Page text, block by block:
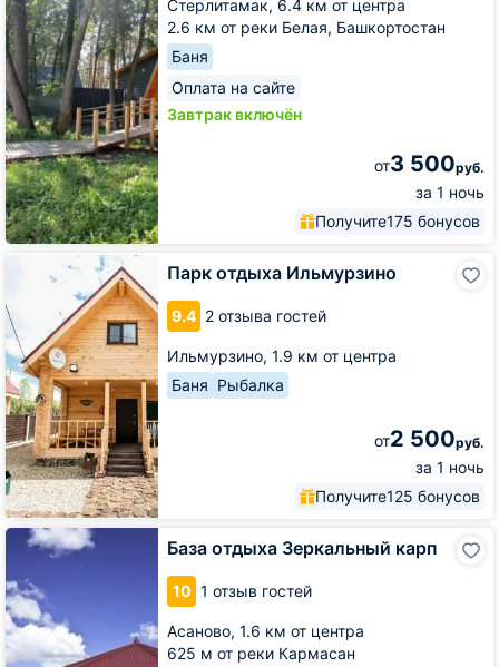
Стерлитамак, 6.4 км от центра
2.6 км от реки Белая, Башкортостан
Баня
Оплата на сайте
Завтрак включён
от3 500руб.
за 1 ночь
Получите175 бонусов
Парк отдыха Ильмурзино
9.4 2 отзыва гостей
Ильмурзино, 1.9 км от центра
Баня Рыбалка
от2 500руб.
за 1 ночь
Получите125 бонусов
Ильмурзино
База отдыха Зеркальный карп
10 1 отзыв гостей
Асаново, 1.6 км от центра
625 м от реки Кармасан
База
отдыха
Зеркальный
карп